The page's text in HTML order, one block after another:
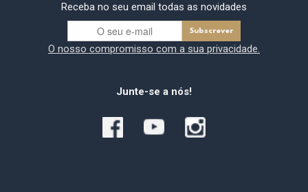
Receba no seu email todas as novidades
O nosso compromisso com a sua privacidade.
Junte-se a nós!